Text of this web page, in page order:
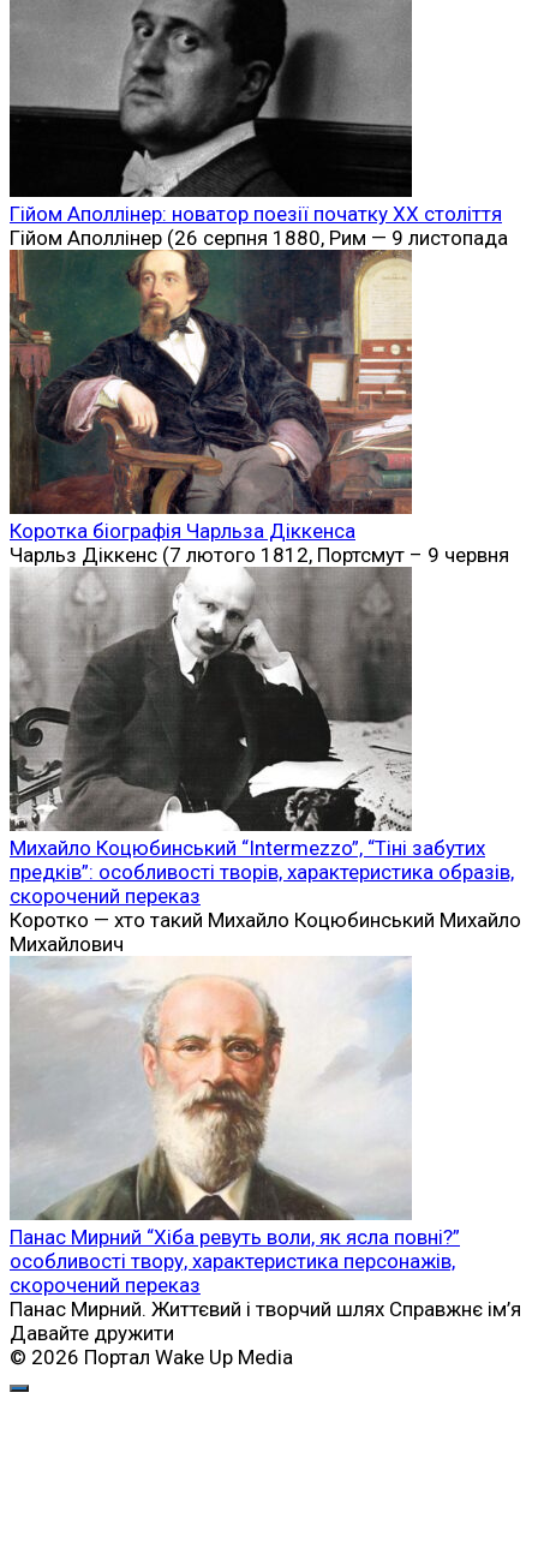
Гійом Аполлінер: новатор поезії початку ХХ століття
Гійом Аполлінер (26 серпня 1880, Рим — 9 листопада
Коротка біографія Чарльза Діккенса
Чарльз Діккенс (7 лютого 1812, Портсмут – 9 червня
Михайло Коцюбинський “Intermezzo”, “Тіні забутих
предків”: особливості творів, характеристика образів,
скорочений переказ
Коротко — хто такий Михайло Коцюбинський Михайло
Михайлович
Панас Мирний “Хіба ревуть воли, як ясла повні?”
особливості твору, характеристика персонажів,
скорочений переказ
Панас Мирний. Життєвий і творчий шлях Справжнє ім’я
Давайте дружити
© 2026 Портал Wake Up Media